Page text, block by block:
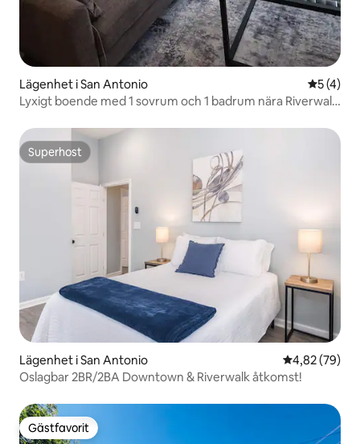
Lägenhet i San Antonio 5 av 5 i
5 (4)
Lyxigt boende med 1 sovrum och 1 badrum nära Riverwalk
Superhost
Superhost
Lägenhet i San Antonio 4,82 av 5 i
4,82 (79)
Oslagbar 2BR/2BA Downtown & Riverwalk åtkomst!
Gästfavorit
Gästfavorit